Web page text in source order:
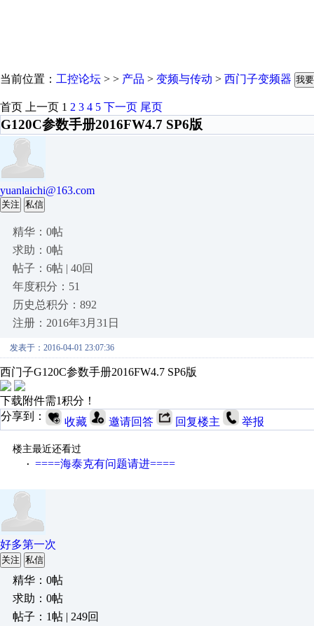
当前位置： 工控论坛 > > 产品 > 变频与传动 > 西门子变频器 我
首页 上一页 1 2 3 4 5 下一页 尾页
G120C参数手册2016FW4.7 SP6版
yuanlaichi@163.com
关注 私信
精华：0帖
求助：0帖
帖子：6帖 | 40回
年度积分：51
历史总积分：892
注册：2016年3月31日
发表于：2016-04-01 23:07:36
西门子G120C参数手册2016FW4.7 SP6版
下载附件需1积分！
分享到：
收藏 邀请回答 回复楼主 举报
楼主最近还看过
· ====海泰克有问题请进====
好多第一次
关注 私信
精华：0帖
求助：0帖
帖子：1帖 | 249回